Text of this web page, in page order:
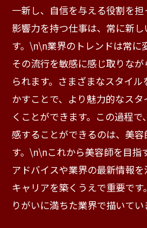
一新し、自信を与える役割を
影響力を持つ仕事は、常に新
す。\n\n業界のトレンドは常に
その流行を敏感に感じ取りな
られます。さまざまなスタイ
かすことで、より魅力的なス
くことができます。この過程
感することができるのは、美
す。\n\nこれから美容師を目指
アドバイスや業界の最新情報
キャリアを築くうえで重要で
りがいに満ちた業界で描いてい